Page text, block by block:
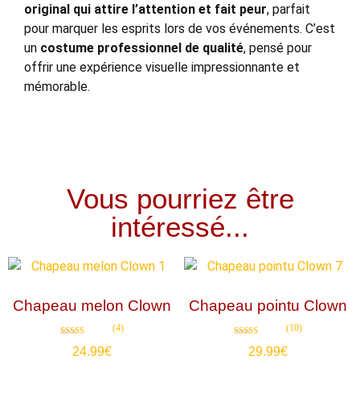
original qui attire l’attention et fait peur, parfait
pour marquer les esprits lors de vos événements. C’est
un costume professionnel de qualité, pensé pour
offrir une expérience visuelle impressionnante et
mémorable.
Vous pourriez être
intéressé...
Chapeau melon Clown
5.00
(4)
24.99€
Chapeau pointu Clown
4.80
(10)
29.99€